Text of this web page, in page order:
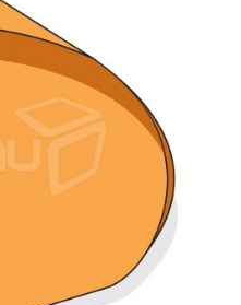
kínáló és
alátétek,
és tálkák
dekli, tortadoboz
alátétek
csomagolás
és személyes
tájékoztató
szerződési